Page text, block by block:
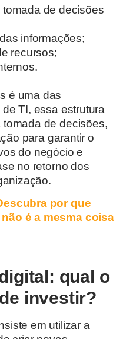
de decisões
informações;
recursos;
é uma das
TI, essa estrutura
de decisões,
para garantir o
do negócio e
no retorno dos
por que
é a mesma coisa
qual o
investir?
em utilizar a